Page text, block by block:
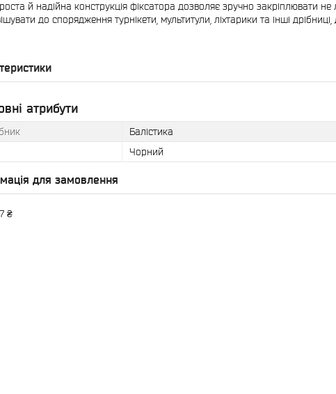
й надійна конструкція фіксатора дозволяє зручно закріплювати
до спорядження турнікети, мультитули, ліхтарики та інші
атрибути
Балістика
Чорний
для замовлення
₴